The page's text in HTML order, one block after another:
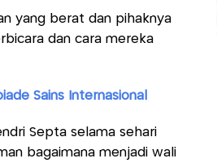
yang berat dan pihaknya
dan cara mereka
Sains Internasional
Septa selama sehari
bagaimana menjadi wali